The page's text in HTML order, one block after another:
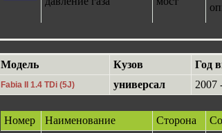
Модель Кузов Год
Fabia II 1.4 TDi (5J) универсал 2007
Номер Наименование Сторона